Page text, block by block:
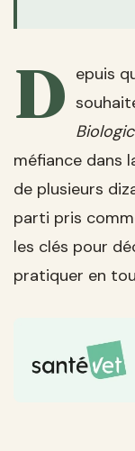
D epuis
méfiance dans
de plusieurs
parti pris
les clés pour
pratiquer en